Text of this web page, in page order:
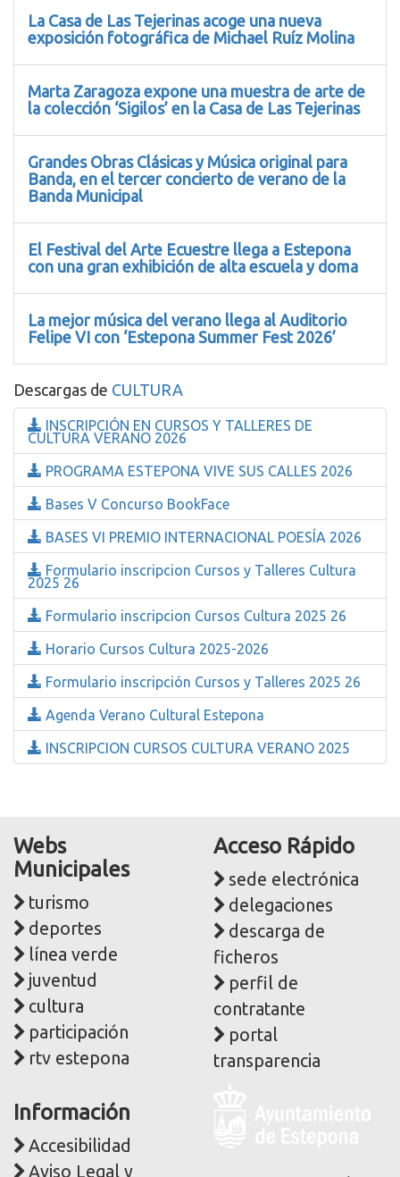
La Casa de Las Tejerinas acoge una nueva
exposición fotográfica de Michael Ruíz Molina
Marta Zaragoza expone una muestra de arte de
la colección ‘Sigilos’ en la Casa de Las Tejerinas
Grandes Obras Clásicas y Música original para
Banda, en el tercer concierto de verano de la
Banda Municipal
El Festival del Arte Ecuestre llega a Estepona
con una gran exhibición de alta escuela y doma
La mejor música del verano llega al Auditorio
Felipe VI con ‘Estepona Summer Fest 2026’
Descargas de CULTURA
INSCRIPCIÓN EN CURSOS Y TALLERES DE
CULTURA VERANO 2026
PROGRAMA ESTEPONA VIVE SUS CALLES 2026
Bases V Concurso BookFace
BASES VI PREMIO INTERNACIONAL POESÍA 2026
Formulario inscripcion Cursos y Talleres Cultura
2025 26
Formulario inscripcion Cursos Cultura 2025 26
Horario Cursos Cultura 2025-2026
Formulario inscripción Cursos y Talleres 2025 26
Agenda Verano Cultural Estepona
INSCRIPCION CURSOS CULTURA VERANO 2025
Webs
Municipales
turismo
deportes
línea verde
juventud
cultura
participación
rtv estepona
Acceso Rápido
sede electrónica
delegaciones
descarga de
ficheros
perfil de
contratante
portal
transparencia
Información
Accesibilidad
Aviso Legal y